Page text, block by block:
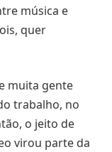
música e
quer
muita gente
trabalho, no
o jeito de
virou parte da